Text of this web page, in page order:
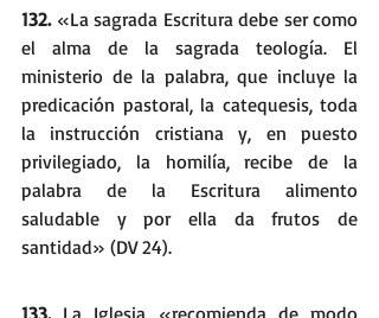
132. «La sagrada Escritura debe ser como
el alma de la sagrada teología. El
ministerio de la palabra, que incluye la
predicación pastoral, la catequesis, toda
la instrucción cristiana y, en puesto
privilegiado, la homilía, recibe de la
palabra de la Escritura alimento
saludable y por ella da frutos de
santidad» (DV 24).
133. La Iglesia «recomienda de modo